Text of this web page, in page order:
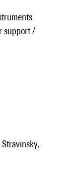
support /